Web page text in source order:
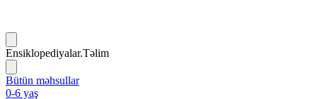
Ensiklopediyalar.Təlim
Bütün məhsullar
0-6 yaş